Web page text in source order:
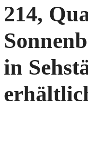
214,
in